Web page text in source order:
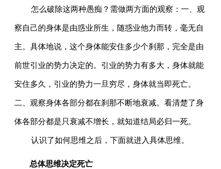
怎么破除这两种愚痴？需做两方面的观察：一、观
察自己的身体是由惑业所生，随惑业他力而转，毫无自
主。具体地说，这个身体能安住多少个刹那，完全是由
前世引业的势力决定的。引业的势力有多大，身体就能
安住多久，引业的势力一旦穷尽，身体就当即死亡。
二、观察身体各部分都在刹那不断地衰减。看清楚了身
体各部分都是只衰减不增长，就知道结局必归一死。
认识了如何思维之后，下面就进入具体思维。
总体思维决定死亡